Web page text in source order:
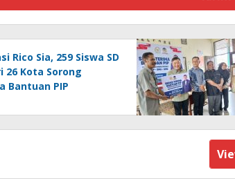
Rico Sia, 259 Siswa SD
26 Kota Sorong
Bantuan PIP